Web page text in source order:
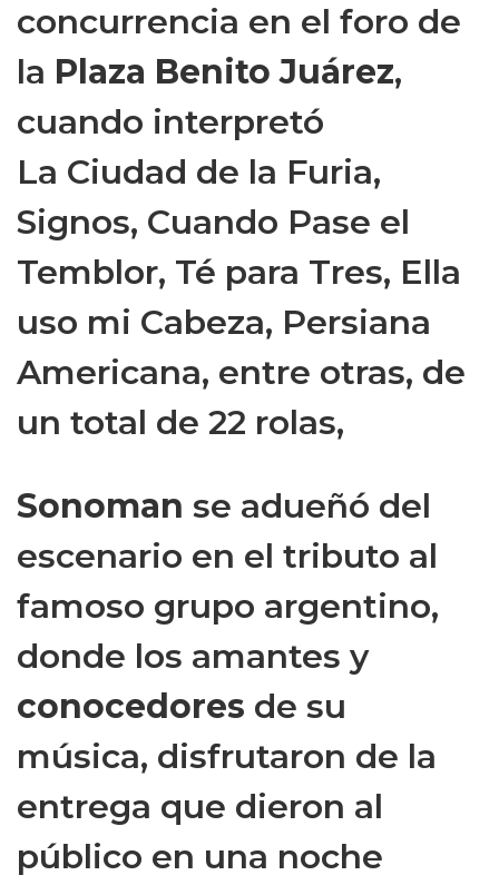
concurrencia en el foro de
la Plaza Benito Juárez,
cuando interpretó
La Ciudad de la Furia,
Signos, Cuando Pase el
Temblor, Té para Tres, Ella
uso mi Cabeza, Persiana
Americana, entre otras, de
un total de 22 rolas,
Sonoman se adueñó del
escenario en el tributo al
famoso grupo argentino,
donde los amantes y
conocedores de su
música, disfrutaron de la
entrega que dieron al
público en una noche